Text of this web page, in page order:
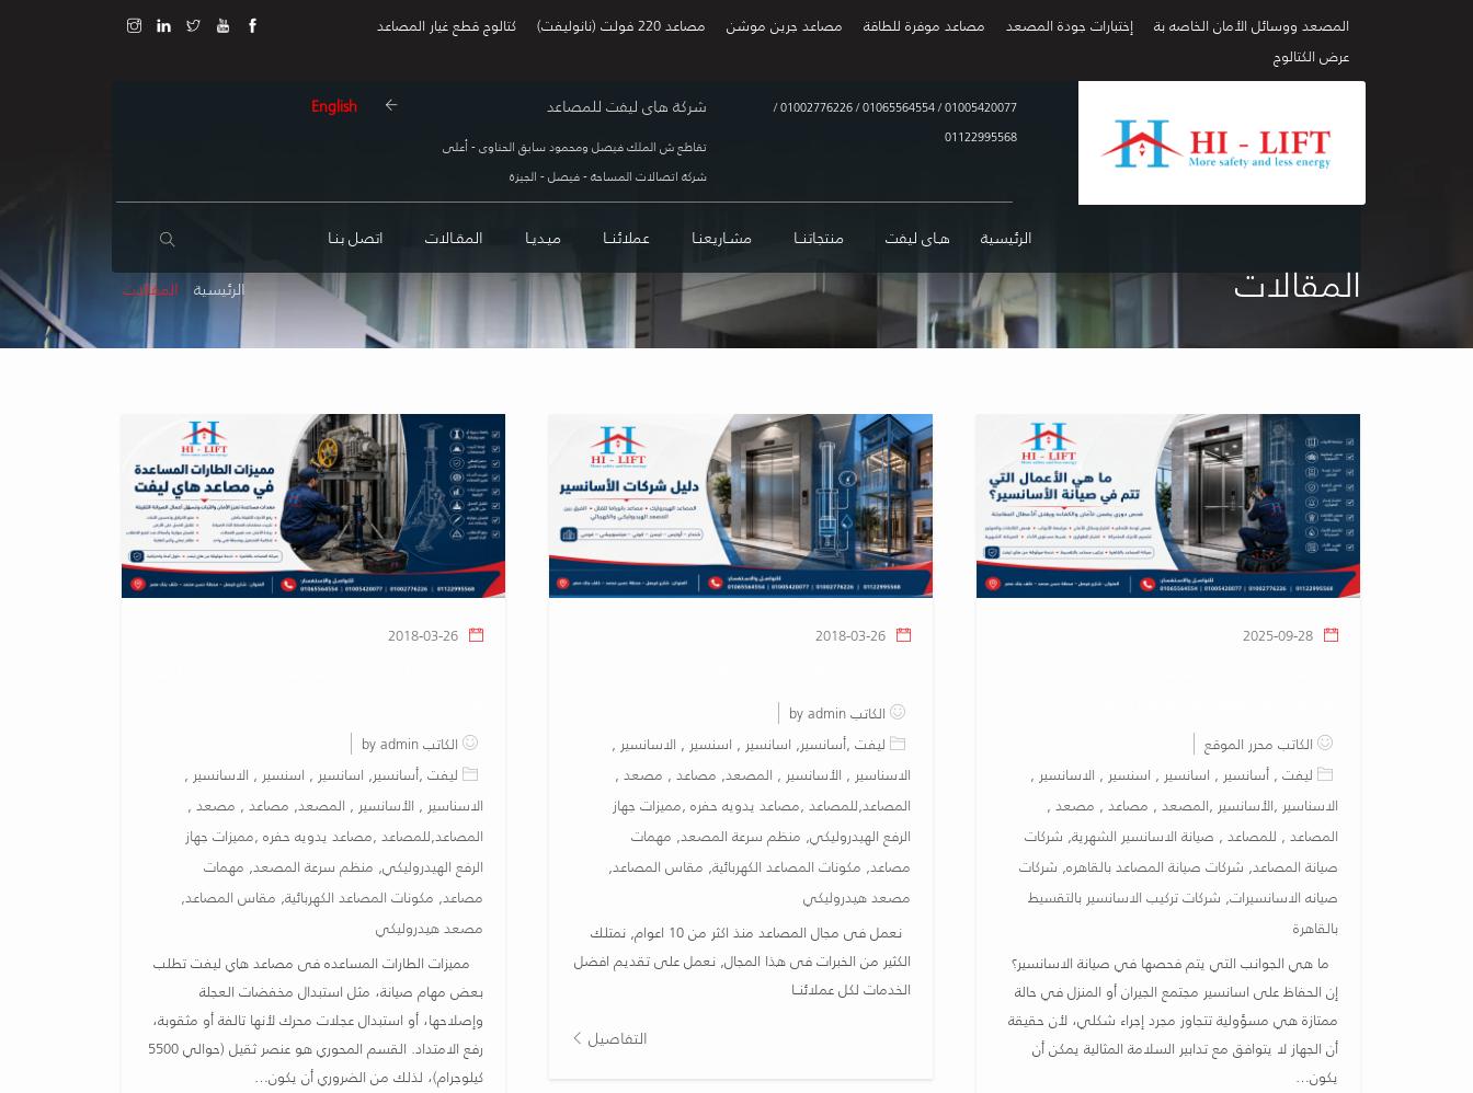
المصعد ووسائل الأمان الخاصه بة إختبارات جودة المصعد مصاعد موفرة للطاقة مصاعد جرين موشن مصاعد 220 فولت (نانوليفت)
كتالوج قطع غيار المصاعد
عرض الكتالوج
01005420077
/
01065564554
/
01002776226
/
01122995568
شركة هاى ليفت للمصاعد
تقاطع ش الملك فيصل ومحمود سابق الحناوى - أعلى
شركة اتصالات المساحة - فيصل - الجيزة
English
الرئيسية هـاى ليفت منتجاتنــا مشـاريعنـا عملائنــا ميـديـا المقـالات اتصل بنـا
المقالات الرئيسية المقالات
2025-09-28
الكاتب محرر الموقع
ليفت , أسانسير , اسانسير , اسنسير , الاسانسير ,
الاسناسير ,الأسانسير ,المصعد , مصاعد , مصعد ,
المصاعد , للمصاعد , صيانة الاسانسير الشهرية, شركات
صيانة المصاعد, شركات صيانة المصاعد بالقاهره, شركات
صيانه الاسانسيرات, شركات تركيب الاسانسير بالتقسيط
بالقاهرة
ما هي الجوانب التي يتم فحصها في صيانة الاسانسير؟
إن الحفاظ على اسانسير مجتمع الجيران أو المنزل في حالة
ممتازة هي مسؤولية تتجاوز مجرد إجراء شكلي، لأن حقيقة
أن الجهاز لا يتوافق مع تدابير السلامة المثالية يمكن أن
يكون…
2018-03-26
الكاتب by admin
ليفت ,أسانسير, اسانسير , اسنسير , الاسانسير ,
الاسناسير , الأسانسير , المصعد, مصاعد , مصعد ,
المصاعد,للمصاعد ,مصاعد يدويه حفره ,مميزات جهاز
الرفع الهيدروليكي, منظم سرعة المصعد, مهمات
مصاعد, مكونات المصاعد الكهربائية, مقاس المصاعد,
مصعد هيدروليكي
نعمل فى مجال المصاعد منذ اكثر من 10 اعوام, نمتلك
الكثير من الخبرات فى هذا المجال, نعمل على تقديم افضل
الخدمات لكل عملائنــا
التفاصيل
2018-03-26
الكاتب by admin
ليفت ,أسانسير, اسانسير , اسنسير , الاسانسير ,
الاسناسير , الأسانسير , المصعد, مصاعد , مصعد ,
المصاعد,للمصاعد ,مصاعد يدويه حفره ,مميزات جهاز
الرفع الهيدروليكي, منظم سرعة المصعد, مهمات
مصاعد, مكونات المصاعد الكهربائية, مقاس المصاعد,
مصعد هيدروليكي
مميزات الطارات المساعده فى مصاعد هاي ليفت تطلب
بعض مهام صيانة، مثل استبدال مخفضات العجلة
وإصلاحها، أو استبدال عجلات محرك لأنها تالفة أو مثقوبة،
رفع الامتداد. القسم المحوري هو عنصر ثقيل (حوالي 5500
كيلوجرام)، لذلك من الضروري أن يكون…